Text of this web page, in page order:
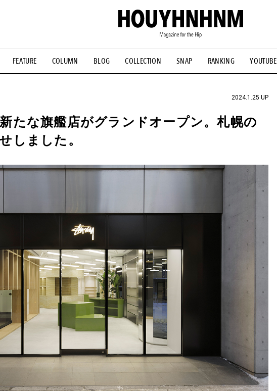
FEATURE COLUMN BLOG COLLECTION SNAP RANKING YOUTUBE
#ESSENTIAL DESIGNS #古着サミット #NEW VINTAGE #マイナーグッド図鑑
#Commune H #FOCUS IT #AH.H #ととけん #FASHION #MUSIC
2024.1.25 UP
たな旗艦店がグランドオープン。札幌の
しました。